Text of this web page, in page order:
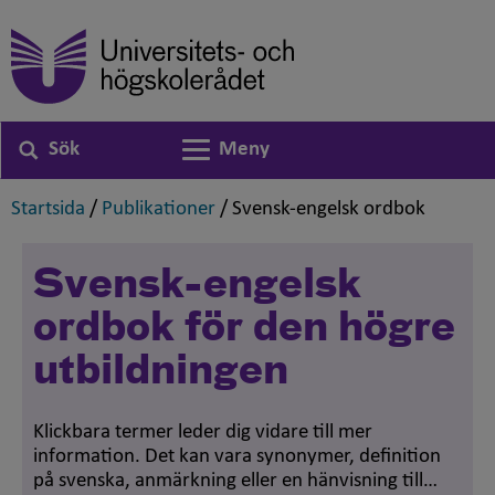
Sök
Växla navigering
Meny
Startsida ,
/ Publikationer ,
/ Svensk-engelsk ordbok
Svensk-engelsk
ordbok för den högre
utbildningen
Klickbara termer leder dig vidare till mer
information. Det kan vara synonymer, definition
på svenska, anmärkning eller en hänvisning till